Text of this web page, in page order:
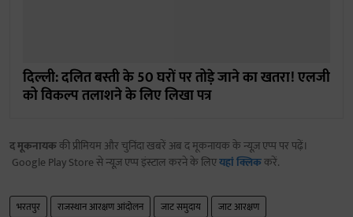
दिल्ली: दलित बस्ती के 50 घरों पर तोड़े जाने का खतरा! एलजी
को विकल्प तलाशने के लिए लिखा पत्र
द मूकनायककी प्रीमियम और चुनिंदा खबरें अब द मूकनायक के न्यूज़ एप्प पर पढ़ें।
Google Play Store से न्यूज़ एप्प इंस्टाल करने के लिएयहां क्लिककरें.
भरतपुर राजस्थान आरक्षण आंदोलन जाट समुदाय जाट आरक्षण